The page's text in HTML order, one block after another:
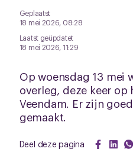
Geplaatst
18 mei 2026, 08:28
Laatst geüpdatet
18 mei 2026, 11:29
Op woensdag 13 mei
overleg, deze keer
Veendam. Er zijn
gemaakt.
Deel deze pagina